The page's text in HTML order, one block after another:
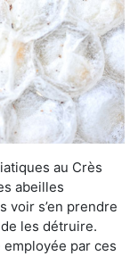
au Crès
abeilles
voir s’en prendre
les détruire.
par ces